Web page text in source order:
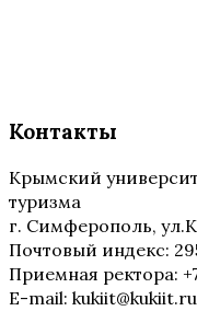
Контакты
Крымский
туризма
г. Симферополь,
Почтовый индекс:
Приемная ректора:
E-mail: